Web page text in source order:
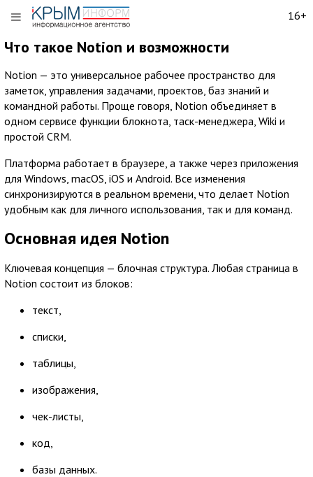
16+
Что такое Notion и возможности
Notion — это универсальное рабочее пространство для
заметок, управления задачами, проектов, баз знаний и
командной работы. Проще говоря, Notion объединяет в
одном сервисе функции блокнота, таск-менеджера, Wiki и
простой CRM.
Платформа работает в браузере, а также через приложения
для Windows, macOS, iOS и Android. Все изменения
синхронизируются в реальном времени, что делает Notion
удобным как для личного использования, так и для команд.
Основная идея Notion
Ключевая концепция — блочная структура. Любая страница в
Notion состоит из блоков:
текст,
списки,
таблицы,
изображения,
чек-листы,
код,
базы данных.